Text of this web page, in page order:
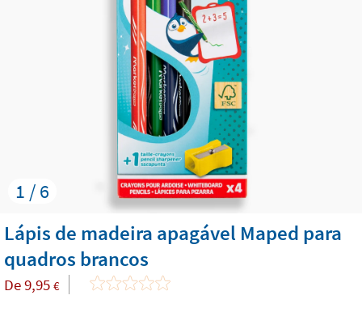
1 / 6
Lápis de madeira apagável Maped para
quadros brancos
De9,95 €